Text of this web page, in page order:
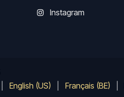
Instagram
English (US) Français (BE)